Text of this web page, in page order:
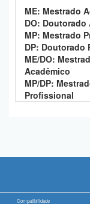
ME: Mestrado
DO:
MP: Mestrado
DP: Doutorado
ME/DO:
Acadêmico
MP/DP:
Profissional
Compatibilidade